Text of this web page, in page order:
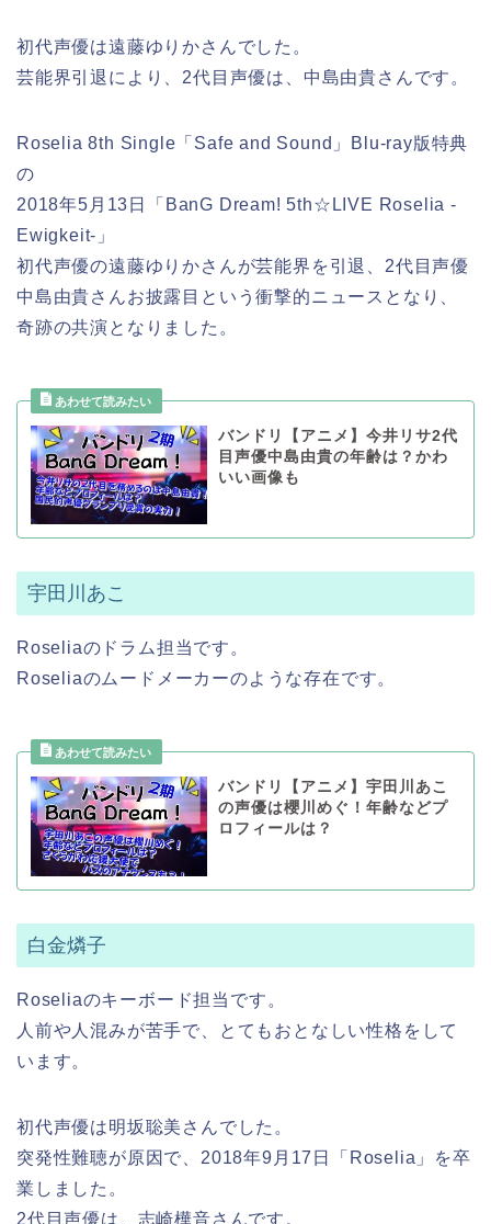
初代声優は遠藤ゆりかさんでした。
芸能界引退により、2代目声優は、中島由貴さんです。
Roselia 8th Single「Safe and Sound」Blu-ray版特典
の
2018年5月13日「BanG Dream! 5th☆LIVE Roselia -
Ewigkeit-」
初代声優の遠藤ゆりかさんが芸能界を引退、2代目声優
中島由貴さんお披露目という衝撃的ニュースとなり、
奇跡の共演となりました。
バンドリ【アニメ】今井リサ2代
目声優中島由貴の年齢は？かわ
いい画像も
宇田川あこ
Roseliaのドラム担当です。
Roseliaのムードメーカーのような存在です。
バンドリ【アニメ】宇田川あこ
の声優は櫻川めぐ！年齢などプ
ロフィールは？
白金燐子
Roseliaのキーボード担当です。
人前や人混みが苦手で、とてもおとなしい性格をして
います。
初代声優は明坂聡美さんでした。
突発性難聴が原因で、2018年9月17日「Roselia」を卒
業しました。
2代目声優は、志崎樺音さんです。